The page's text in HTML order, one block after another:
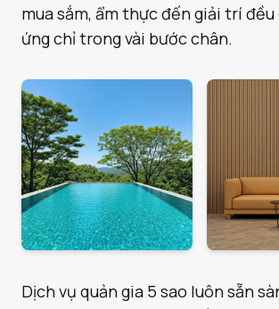
mua sắm, ẩm thực đến giải trí
ứng chỉ trong vài bước chân.
Dịch vụ quản gia 5 sao luôn sẵn